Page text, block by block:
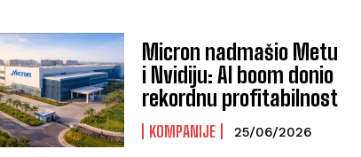
Micron nadmašio Metu
i Nvidiju: AI boom donio
rekordnu profitabilnost
KOMPANIJE 25/06/2026